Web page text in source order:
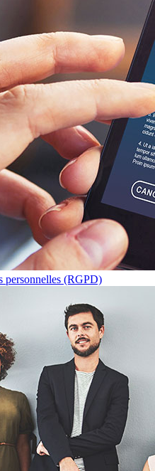
personnelles (RGPD)